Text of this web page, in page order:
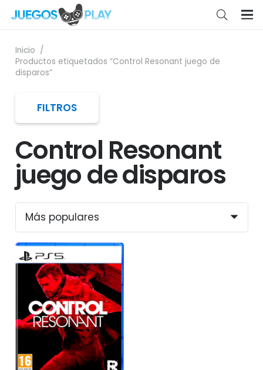
Inicio /
Productos etiquetados “Control Resonant juego de
disparos”
Control Resonant
juego de disparos
FILTROS